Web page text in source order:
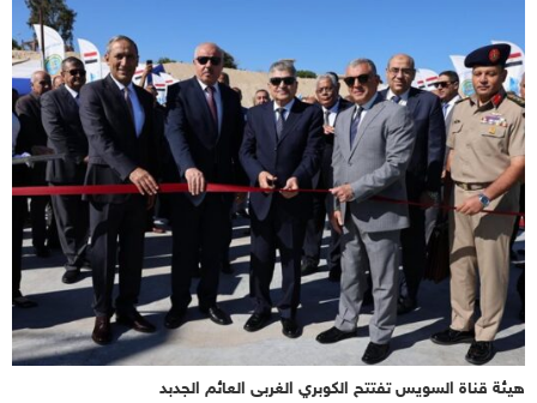
هيئة قناة السويس تفتتح الكوبري الغربى العائم الجدبد